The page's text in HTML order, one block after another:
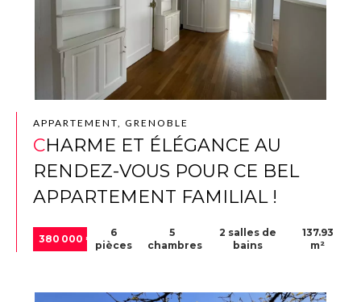
APPARTEMENT, GRENOBLE
CHARME ET ÉLÉGANCE AU
RENDEZ-VOUS POUR CE BEL
APPARTEMENT FAMILIAL !
380 000 €
6
pièces
5
chambres
2 salles de
bains
137.93
m²